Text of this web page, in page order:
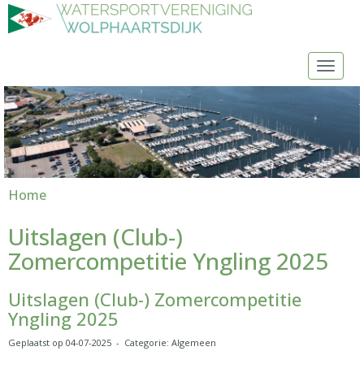
Home
Uitslagen (Club-)
Zomercompetitie Yngling 2025
Uitslagen (Club-) Zomercompetitie
Yngling 2025
Geplaatst op 04-07-2025 - Categorie: Algemeen